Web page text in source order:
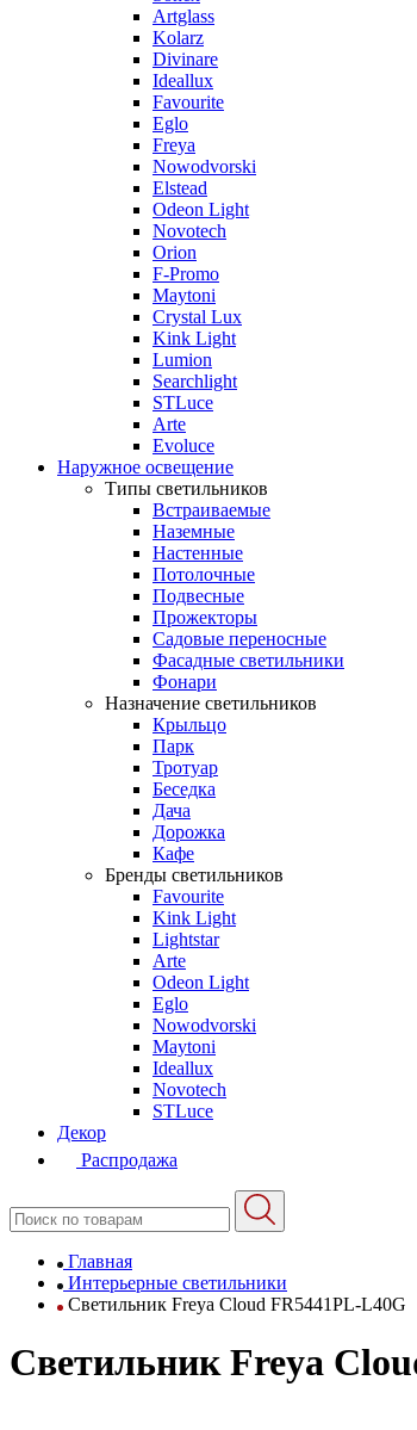
Artglass
Kolarz
Divinare
Ideallux
Favourite
Eglo
Freya
Nowodvorski
Elstead
Odeon Light
Novotech
Orion
F-Promo
Maytoni
Crystal Lux
Kink Light
Lumion
Searchlight
STLuce
Arte
Evoluce
Наружное освещение
Типы светильников
Встраиваемые
Наземные
Настенные
Потолочные
Подвесные
Прожекторы
Садовые переносные
Фасадные светильники
Фонари
Назначение светильников
Крыльцо
Парк
Тротуар
Беседка
Дача
Дорожка
Кафе
Бренды светильников
Favourite
Kink Light
Lightstar
Arte
Odeon Light
Eglo
Nowodvorski
Maytoni
Ideallux
Novotech
STLuce
Декор
Распродажа
Главная
Интерьерные светильники
Светильник Freya Cloud FR5441PL-L40G
Светильник Freya